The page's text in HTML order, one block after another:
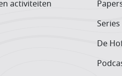
activiteiten
Series
De